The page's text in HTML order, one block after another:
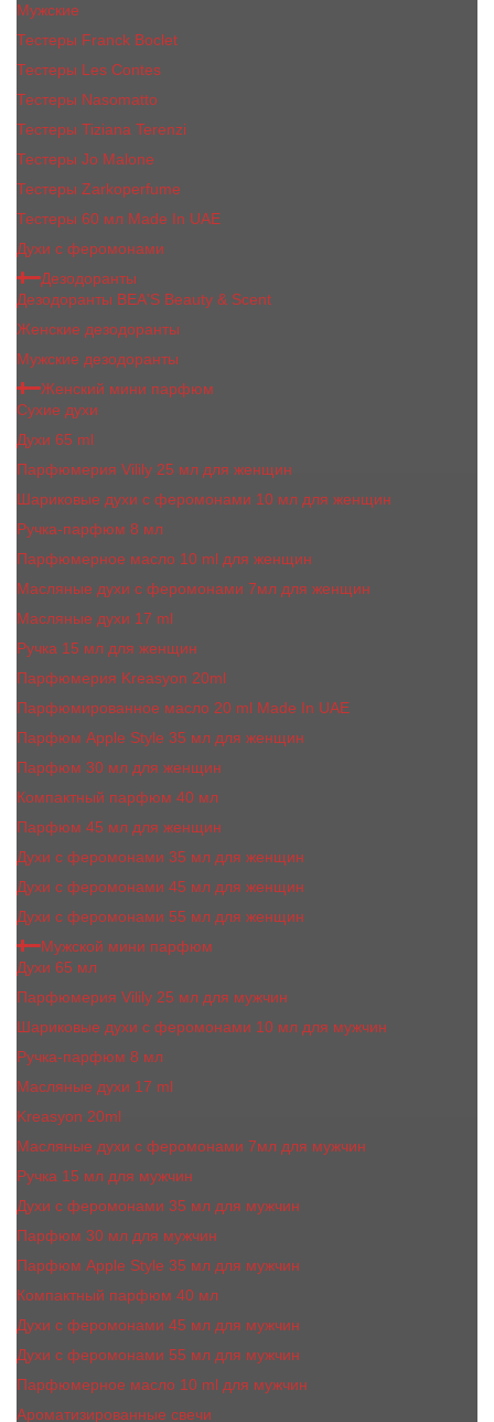
Мужские
Тестеры Franck Boclet
Тестеры Les Contes
Тестеры Nasomatto
Тестеры Tiziana Terenzi
Тестеры Jо Malоnе
Тестеры Zarkoperfume
Тестеры 60 мл Made In UAE
Духи с феромонами
Дезодоранты
Дезодоранты BEA'S Beauty & Scent
Женские дезодоранты
Мужские дезодоранты
Женский мини парфюм
Сухие духи
Духи 65 ml
Парфюмерия Vilily 25 мл для женщин
Шариковые духи с феромонами 10 мл для женщин
Ручка-парфюм 8 мл
Парфюмерное масло 10 ml для женщин
Масляные духи c феромонами 7мл для женщин
Масляные духи 17 ml
Ручка 15 мл для женщин
Парфюмерия Kreasyon 20ml
Парфюмированное масло 20 ml Made In UAE
Парфюм Apple Style 35 мл для женщин
Парфюм 30 мл для женщин
Компактный парфюм 40 мл
Парфюм 45 мл для женщин
Духи с феромонами 35 мл для женщин
Духи с феромонами 45 мл для женщин
Духи с феромонами 55 мл для женщин
Мужской мини парфюм
Духи 65 мл
Парфюмерия Vilily 25 мл для мужчин
Шариковые духи с феромонами 10 мл для мужчин
Ручка-парфюм 8 мл
Масляные духи 17 ml
Kreasyon 20ml
Масляные духи c феромонами 7мл для мужчин
Ручка 15 мл для мужчин
Духи с феромонами 35 мл для мужчин
Парфюм 30 мл для мужчин
Парфюм Apple Style 35 мл для мужчин
Компактный парфюм 40 мл
Духи с феромонами 45 мл для мужчин
Духи с феромонами 55 мл для мужчин
Парфюмерное масло 10 ml для мужчин
Ароматизированные свечи